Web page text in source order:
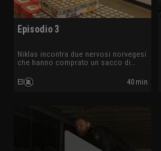
Episodio 3
Niklas incontra due nervosi norvegesi
che hanno comprato un sacco di
ricordano chi si sposa né quando.
E3 40 min